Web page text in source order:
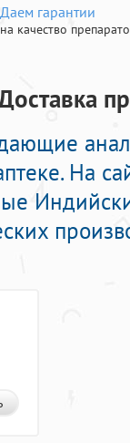
Даем гарантии
на качество
На